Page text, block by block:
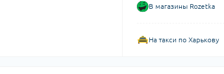
В магазины Rozetka
На такси по Харькову